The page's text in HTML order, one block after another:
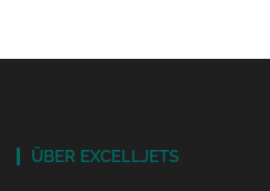
ÜBER EXCELLJETS